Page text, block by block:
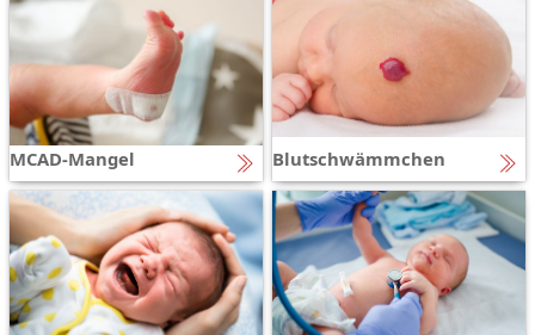
MCAD-Mangel Blutschwämmchen